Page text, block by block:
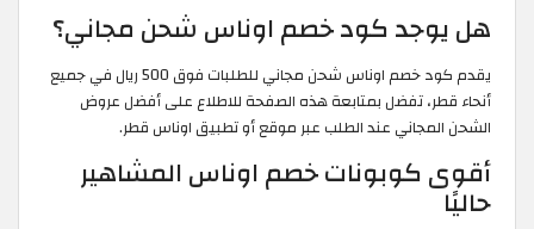
هل يوجد كود خصم اوناس شحن مجاني؟
يقدم كود خصم اوناس شحن مجاني للطلبات فوق 500 ريال في جميع
أنحاء قطر، تفضل بمتابعة هذه الصفحة للاطلاع على أفضل عروض
الشحن المجاني عند الطلب عبر موقع أو تطبيق اوناس قطر.
أقوى كوبونات خصم اوناس المشاهير
حاليًا